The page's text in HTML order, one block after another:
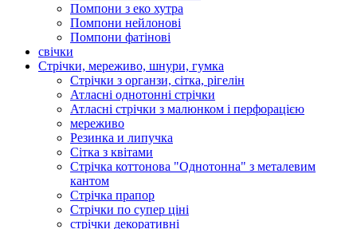
Помпони з еко хутра
Помпони нейлонові
Помпони фатінові
свічки
Стрічки, мереживо, шнури, гумка
Стрічки з органзи, сітка, рігелін
Атласні однотонні стрічки
Атласні стрічки з малюнком і перфорацією
мереживо
Резинка и липучка
Сітка з квітами
Стрічка коттонова "Однотонна" з металевим
кантом
Стрічка прапор
Стрічки по супер ціні
стрічки декоративні